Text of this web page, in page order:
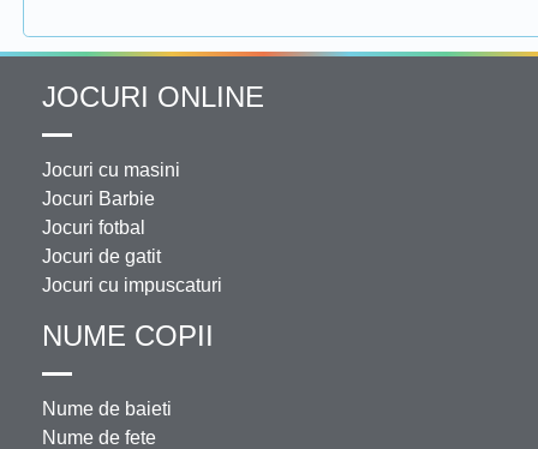
JOCURI ONLINE
Jocuri cu masini
Jocuri Barbie
Jocuri fotbal
Jocuri de gatit
Jocuri cu impuscaturi
NUME COPII
Nume de baieti
Nume de fete